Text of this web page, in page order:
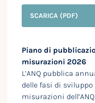
SCARICA (PDF)
Piano di
misurazioni 2026
L’ANQ pubblica
delle fasi di
misurazioni